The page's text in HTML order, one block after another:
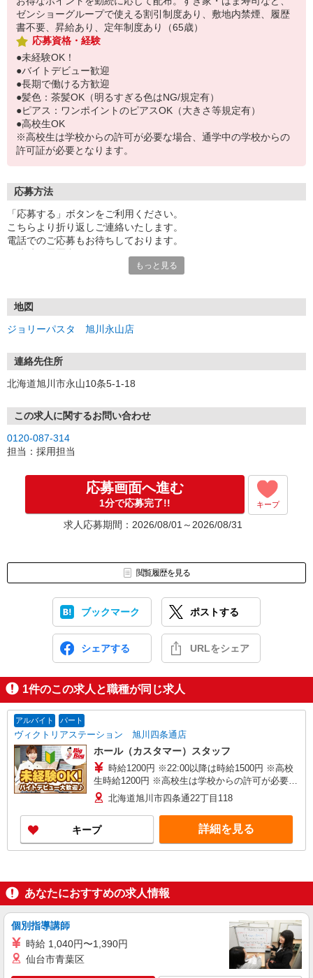
ゼンショーグループで使える割引制度あり、敷地内禁煙、履歴
書不要、昇給あり、定年制度あり（65歳）
応募資格・経験
●未経験OK！
●バイトデビュー歓迎
●長期で働ける方歓迎
●髪色：茶髪OK（明るすぎる色はNG/規定有）
●ピアス：ワンポイントのピアスOK（大きさ等規定有）
●高校生OK
※高校生は学校からの許可が必要な場合、通学中の学校からの
許可証が必要となります。
応募方法
「応募する」ボタンをご利用ください。
こちらより折り返しご連絡いたします。
電話でのご応募もお待ちしております。
もっと見る
地図
ジョリーパスタ 旭川永山店
連絡先住所
北海道旭川市永山10条5-1-18
この求人に関するお問い合わせ
0120-087-314
担当：採用担当
応募画面へ進む
1分で応募完了!! キープ
求人応募期間：2026/08/01～2026/08/31
閲覧履歴を見る
ブックマーク ポストする
シェアする URLをシェア
1件のこの求人と職種が同じ求人
アルバイト パート
ヴィクトリアステーション 旭川四条通店
ホール（カスタマー）スタッフ
時給1200円 ※22:00以降は時給1500円 ※高校
生時給1200円 ※高校生は学校からの許可が必要な
場合、通学中の学校からの許可証が必要となりま
す。
北海道旭川市四条通22丁目118
キープ 詳細を見る
あなたにおすすめの求人情報
個別指導講師
時給 1,040円〜1,390円
仙台市青葉区